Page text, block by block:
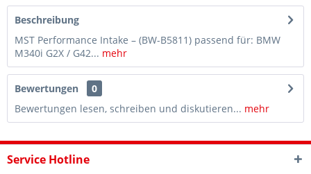
Beschreibung
MST Performance Intake – (BW-B5811) passend für: BMW
M340i G2X / G42... mehr
Bewertungen
0
Bewertungen lesen, schreiben und diskutieren... mehr
Service Hotline